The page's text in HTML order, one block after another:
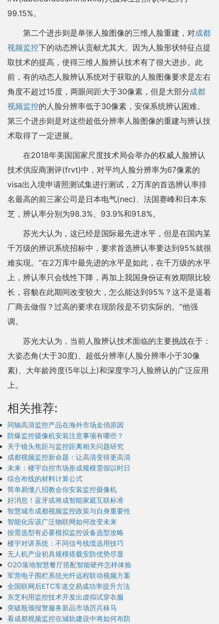
99.15%。
第二个进步则是单张人脸图像的三维人脸重建，对成都
视频监控下的动态辨认贡献尤其大。因为人脸形状特征点提
取技术的提高，使得三维人脸辨认技术有了很大进步。此
前，有的动态人脸辨认系统对于获取的人脸图像要求是左右
角度不超过15度，两眼间距大于30像素，但是大部分成都
视频监控的人脸分辨率低于30像素，安保系统辨认困难。
第三个进步则是对这些超低分辨率人脸图像的重建与辨认技
术取得了一定进展。
在2018年美国国家尺度技术局会举办的权威人脸辨认
技术供应商测评(frvt)中，对平均人脸分辨率为67像素的
visa出入境申请照测试集进行测试，2万库的首选辨认率排
名最高的前三家公司是日本电气(nec)、法国赛峰和日本东
芝，辨认率分别为98.3%、93.9%和91.8%。
苏光大认为，这已经是国际最先进水平，但是在国内某
千万级的辨识系统招标中，要求首选辨认率要达到95%就很
难实现。“在2万库中最先进的水平是如此，在千万级的水平
上，辨认率只会线性下降，再加上我国身份证有效期限比较
长，容貌在此期间改变较大，怎么能达到95%？这不是逼着
厂商去做假？过高的要求在现阶段是不切实际的。”他强
调。
苏光大认为，当前人脸辨认技术面临的主要挑战在于：
大姿态角(大于30度)、超低分辨率(人脸分辨率小于30像
素)、大年龄跨度(5年以上)和深度学习人脸辨认的广泛应用
上。
相关推荐:
同轴高清监控产品在海外市场走俏原因
防爆监控摄像机安装注意事项有哪些？
关于镜头焦距与监控距离相关问题研究
成都视频监控新命题：让高清变得更高清
未来：楼宇自控市场形成规模需假以时日
综合布线的材料计算公式
简单易懂八招教会你安装监控摄像机
好消息！蓝牙或将成智能家庭互联标准
智慧城市成都视频监控政策与自身重要性
智能化应该广泛物联网如何改变未来
按需选型有必要模拟监控设备选型攻略
楼宇对讲系统：不同信号线缆选用技巧
无人机产业初具规模搭载安防优势尽显
O2O落地智慧餐厅搭配智能硬件怎样体验
军营电子围栏系统光纤远程联动视频方案
全国联网后ETC车道交易成功率提升方法
东芝利用监控技术开发出虚拟试穿衣服
突破瓶颈报警服务新品市场厉兵秣马
看成都视频监控在城轨建设中将如何布防